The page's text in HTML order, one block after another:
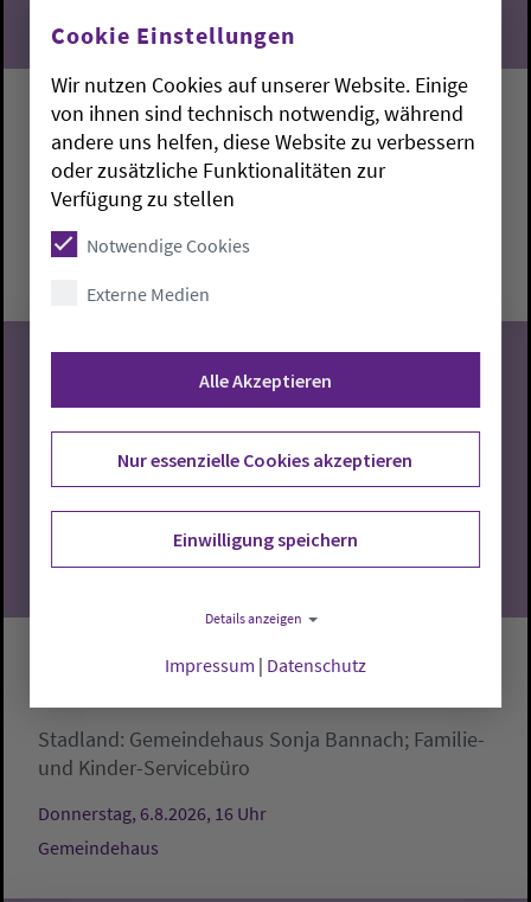
Singen mit Lidia
Stadland:Gemeindehaus
Donnerstag, 6.8.2026, 14:30-16 Uhr
06
08.2026
Krabbelgruppe
Stadland: Gemeindehaus Sonja Bannach; Familie-
und Kinder-Servicebüro
Donnerstag, 6.8.2026, 16 Uhr
Gemeindehaus
Cookie Einstellungen
Wir nutzen Cookies auf unserer Website. Einige
von ihnen sind technisch notwendig, während
andere uns helfen, diese Website zu verbessern
oder zusätzliche Funktionalitäten zur
Verfügung zu stellen
Notwendige Cookies
Externe Medien
Alle Akzeptieren
Nur essenzielle Cookies akzeptieren
Einwilligung speichern
Details anzeigen
Impressum | Datenschutz